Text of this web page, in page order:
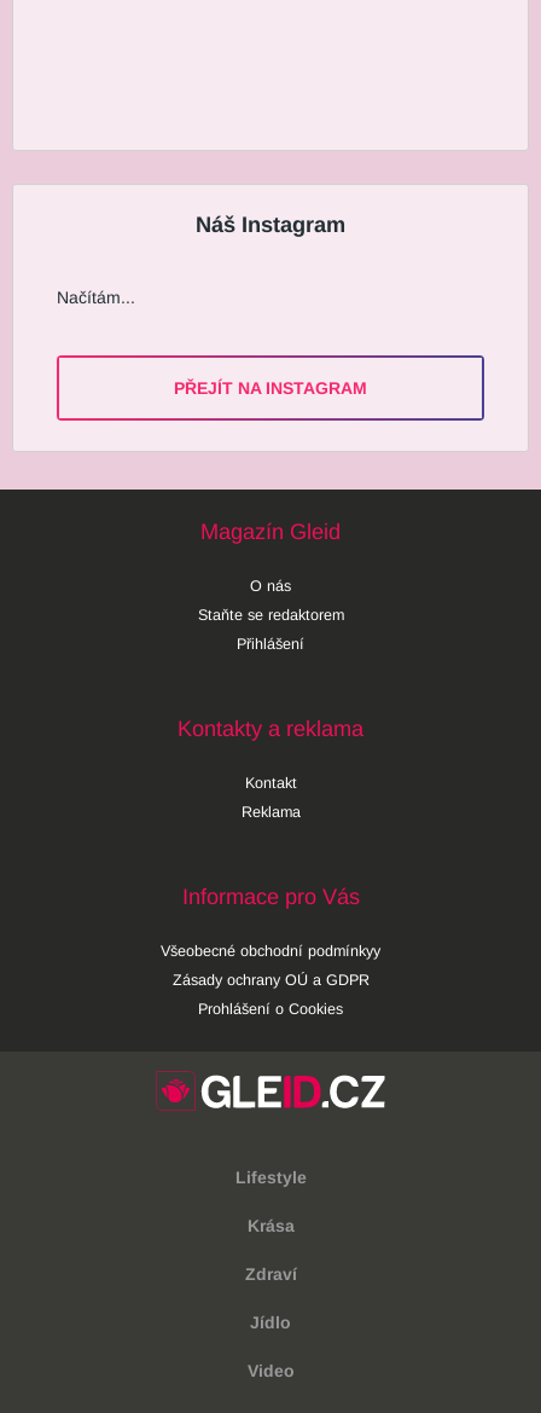
Náš Instagram
Načítám...
PŘEJÍT NA INSTAGRAM
Magazín Gleid
O nás
Staňte se redaktorem
Přihlášení
Kontakty a reklama
Kontakt
Reklama
Informace pro Vás
Všeobecné obchodní podmínkyy
Zásady ochrany OÚ a GDPR
Prohlášení o Cookies
Lifestyle
Krása
Zdraví
Jídlo
Video